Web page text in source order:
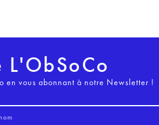
L'ObSoCo
en vous abonnant à notre Newsletter !